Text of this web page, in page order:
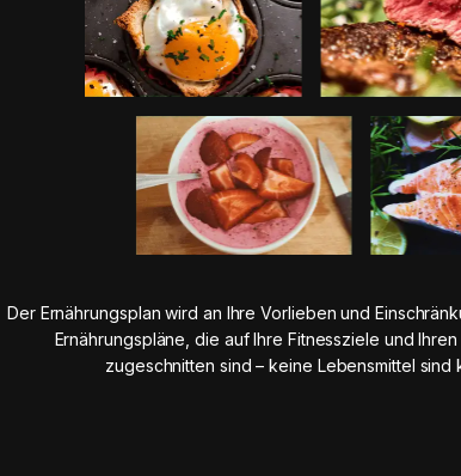
Der Ernährungsplan wird an Ihre Vorlieben und
Ernährungspläne, die auf Ihre Fitnessziele und Ihren
zugeschnitten sind – keine Lebensmittel sind